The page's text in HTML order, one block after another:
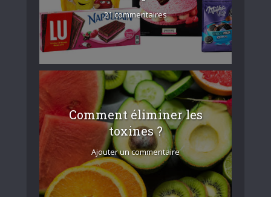
21 commentaires
Comment éliminer les
toxines ?
Ajouter un commentaire